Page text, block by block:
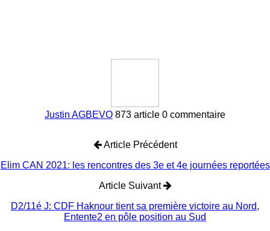
Justin AGBEVO 873 article 0 commentaire
Article Précédent
Elim CAN 2021: les rencontres des 3e et 4e journées reportées
Article Suivant
D2/11é J: CDF Haknour tient sa première victoire au Nord,
Entente2 en pôle position au Sud